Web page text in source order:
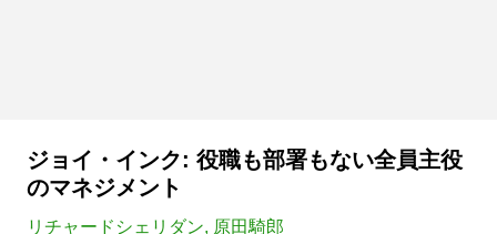
ジョイ・インク: 役職も部署もない全員主役
のマネジメント
リチャードシェリダン, 原田騎郎